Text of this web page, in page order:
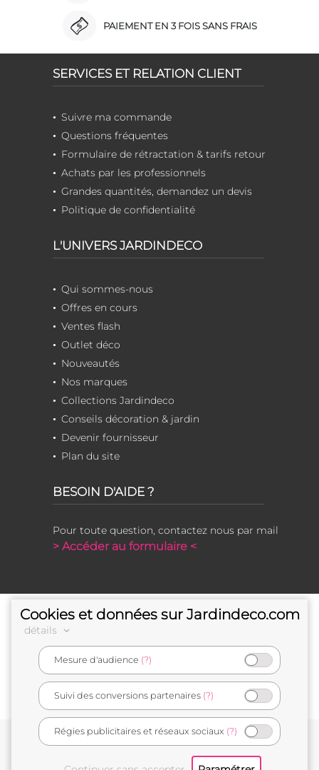
PAIEMENT EN 3 FOIS SANS FRAIS
SERVICES ET RELATION CLIENT
Suivre ma commande
Questions fréquentes
Formulaire de rétractation & tarifs retour
Achats par les professionnels
Grandes quantités, demandez un devis
Politique de confidentialité
L'UNIVERS JARDINDECO
Qui sommes-nous
Offres en cours
Ventes flash
Outlet déco
Nouveautés
Nos marques
Collections Jardindeco
Conseils décoration & jardin
Devenir fournisseur
Plan du site
BESOIN D'AIDE ?
Pour toute question, contactez nous par mail
> Accéder au formulaire <
e-commerçant français
Cookies et données sur Jardindeco.com
détails
Mesure d'audience (?)
Suivi des conversions partenaires (?)
Régies publicitaires et réseaux sociaux (?)